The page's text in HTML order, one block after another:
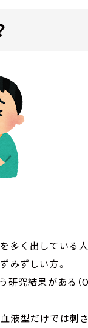
多く出している人
みずしい方。
研究結果がある
液型だけでは刺